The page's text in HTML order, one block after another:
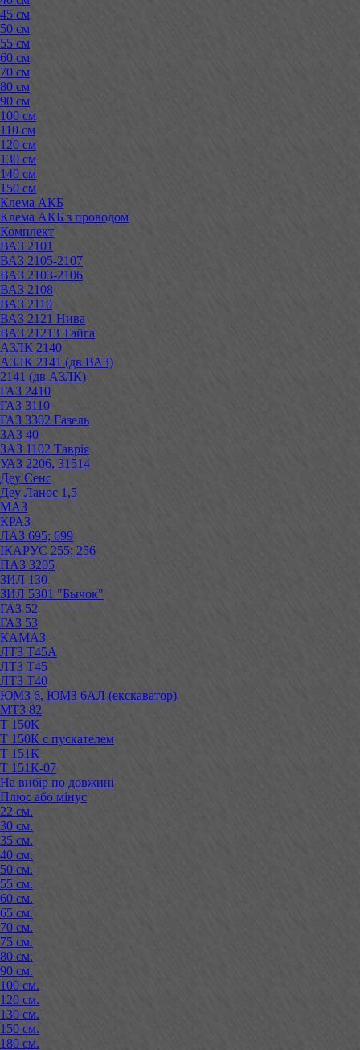
45 см
50 см
55 см
60 см
70 см
80 см
90 см
100 см
110 см
120 см
130 см
140 см
150 см
Клема АКБ
Клема АКБ з проводом
Комплект
ВАЗ 2101
ВАЗ 2105-2107
ВАЗ 2103-2106
ВАЗ 2108
ВАЗ 2110
ВАЗ 2121 Нива
ВАЗ 21213 Тайга
АЗЛК 2140
АЗЛК 2141 (дв ВАЗ)
2141 (дв АЗЛК)
ГАЗ 2410
ГАЗ 3110
ГАЗ 3302 Газель
ЗАЗ 40
ЗАЗ 1102 Таврія
УАЗ 2206, 31514
Деу Сенс
Деу Ланос 1,5
МАЗ
КРАЗ
ЛАЗ 695; 699
ІКАРУС 255; 256
ПАЗ 3205
ЗИЛ 130
ЗИЛ 5301 "Бычок"
ГАЗ 52
ГАЗ 53
КАМАЗ
ЛТЗ Т45А
ЛТЗ Т45
ЛТЗ Т40
ЮМЗ 6, ЮМЗ 6АЛ (екскаватор)
МТЗ 82
Т 150К
Т 150К с пускателем
Т 151К
Т 151К-07
На вибір по довжині
Плюс або мінус
22 см.
30 см.
35 см.
40 см.
50 см.
55 см.
60 см.
65 см.
70 см.
75 см.
80 см.
90 см.
100 см.
120 см.
130 см.
150 см.
180 см.